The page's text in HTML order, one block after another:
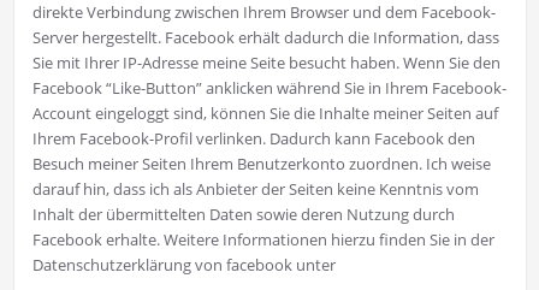
direkte Verbindung zwischen Ihrem Browser und dem Facebook-
Server hergestellt. Facebook erhält dadurch die Information, dass
Sie mit Ihrer IP-Adresse meine Seite besucht haben. Wenn Sie den
Facebook “Like-Button” anklicken während Sie in Ihrem Facebook-
Account eingeloggt sind, können Sie die Inhalte meiner Seiten auf
Ihrem Facebook-Profil verlinken. Dadurch kann Facebook den
Besuch meiner Seiten Ihrem Benutzerkonto zuordnen. Ich weise
darauf hin, dass ich als Anbieter der Seiten keine Kenntnis vom
Inhalt der übermittelten Daten sowie deren Nutzung durch
Facebook erhalte. Weitere Informationen hierzu finden Sie in der
Datenschutzerklärung von facebook unter